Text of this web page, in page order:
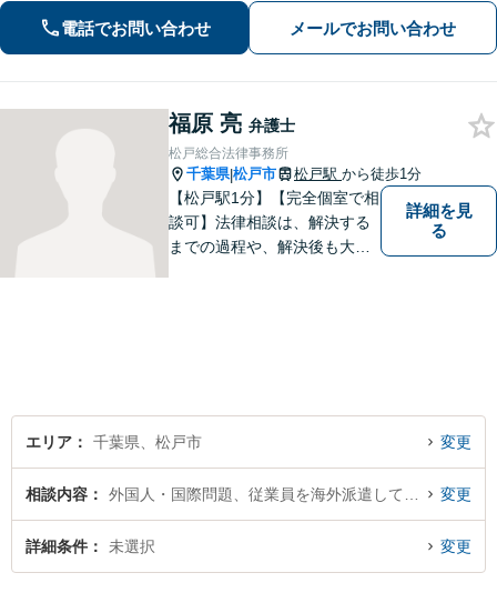
も」で悩んでいませんか？証拠の集め
方や交渉の進め方には自信がありま
す。調停もお任せください。
電話でお問い合わせ メールでお問い合わせ
福原 亮 弁護士
松戸総合法律事務所
千葉県|松戸市 松戸駅 から徒歩1分
【松戸駅1分】【完全個室で相
談可】法律相談は、解決する
までの過程や、解決後も大切
詳細を見
る
エリア 千葉県、松戸市 変更
相談内容 変更
詳細条件 未選択 変更